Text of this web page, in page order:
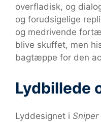
overfladisk, og
og forudsigelige
og medrivende
blive skuffet, men
bagtæppe for den
Lydbillede
Lyddesignet i Sniper